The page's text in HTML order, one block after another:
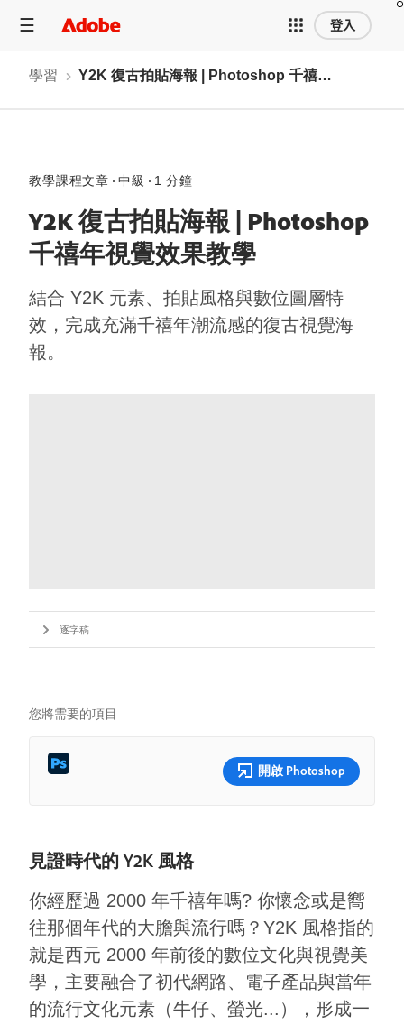
登入
學習 Y2K 復古拍貼海報 | Photoshop 千禧年視覺效果教學
教學課程文章 中級 1 分鐘
Y2K 復古拍貼海報 | Photoshop
千禧年視覺效果教學
結合 Y2K 元素、拍貼風格與數位圖層特
效，完成充滿千禧年潮流感的復古視覺海
報。
逐字稿
您將需要的項目
開啟 Photoshop
見證時代的 Y2K 風格
你經歷過 2000 年千禧年嗎? 你懷念或是嚮
往那個年代的大膽與流行嗎？Y2K 風格指的
就是西元 2000 年前後的數位文化與視覺美
學，主要融合了初代網路、電子產品與當年
的流行文化元素（牛仔、螢光...），形成一